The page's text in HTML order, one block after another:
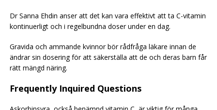
Dr Sanna Ehdin anser att det kan vara effektivt att ta C-vitamin
kontinuerligt och i regelbundna doser under en dag.
Gravida och ammande kvinnor bör rådfråga läkare innan de
ändrar sin dosering för att säkerställa att de och deras barn får
rätt mängd näring.
Frequently Inquired Questions